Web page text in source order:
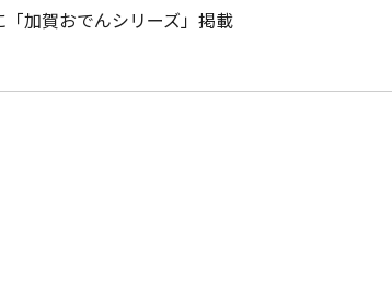
「加賀おでんシリーズ」掲載